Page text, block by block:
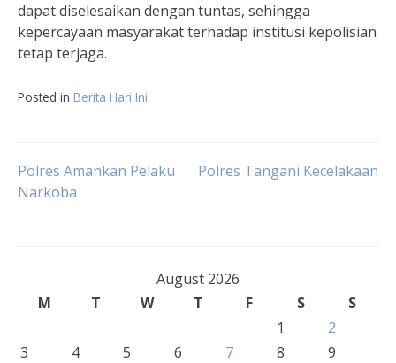
dapat diselesaikan dengan tuntas, sehingga
kepercayaan masyarakat terhadap institusi kepolisian
tetap terjaga.
Posted in Berita Hari Ini
Post
Polres Amankan Pelaku
Narkoba
Polres Tangani Kecelakaan
August 2026
M
T W T F S
S
1
2
3
4 5 6 7 8
9